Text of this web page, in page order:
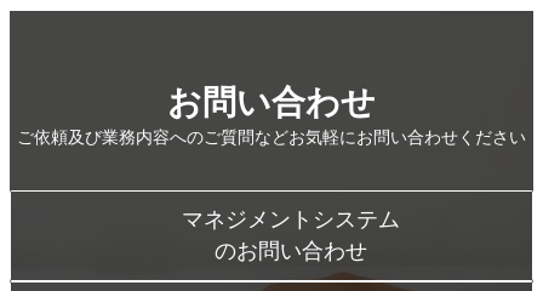
お問い合わせ
ご依頼及び業務内容へのご質問などお気軽にお問い合わせください
マネジメントシステム
のお問い合わせ